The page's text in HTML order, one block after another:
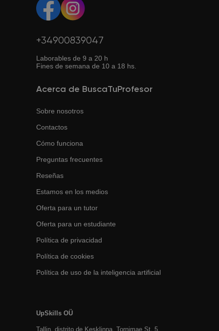
+34900839047
Laborables de 9 a 20 h
Fines de semana de 10 a 18 hs.
Acerca de BuscaTuProfesor
Sobre nosotros
Contactos
Cómo funciona
Preguntas frecuentes
Reseñas
Estamos en los medios
Oferta para un tutor
Oferta para un estudiante
Política de privacidad
Política de cookies
Política de uso de la inteligencia artificial
UpSkills OÜ
Tallin, distrito de Kesklinna, Tornimаe St. 5,